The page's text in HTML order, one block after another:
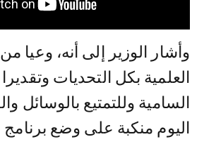
وأشار الوزير إلى أنه، وعيا
العلمية بكل التحديات وتقديرا
السامية وللتمتيع بالوسائل
اليوم منكبة على وضع برنامج